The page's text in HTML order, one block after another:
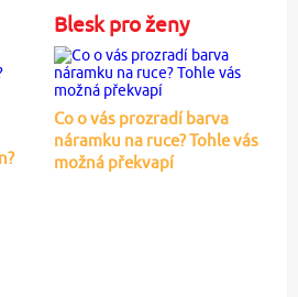
Blesk pro ženy
Co o vás prozradí barva
náramku na ruce? Tohle vás
možná překvapí